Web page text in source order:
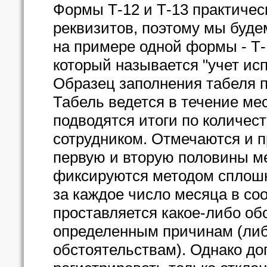
Формы Т-12 и Т-13
реквизитов, поэтому мы
на примере одной формы - Т-
который называется "учет
Образец заполнения табеля
Табель ведется в течение
подводятся итоги по
сотрудником. Отмечаются и
первую и вторую половины
фиксируются методом
за каждое число месяца в
проставляется какое-либо
определенным причинам
обстоятельствам). Однако